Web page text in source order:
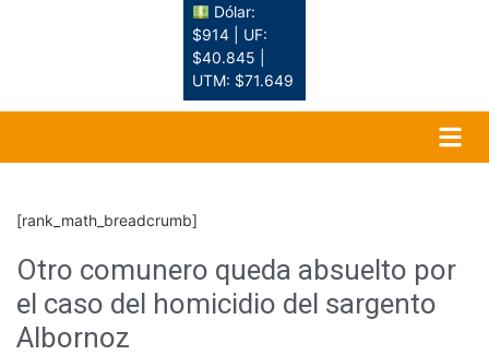
Dólar:
$914 | UF:
$40.845 |
UTM: $71.649
[rank_math_breadcrumb]
Otro comunero queda absuelto por
el caso del homicidio del sargento
Albornoz